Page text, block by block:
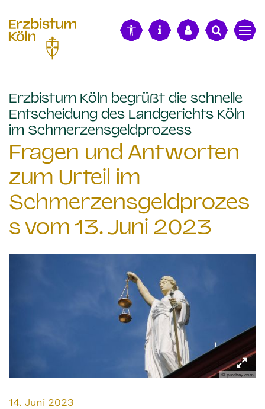
Erzbistum Köln begrüßt die schnelle
Entscheidung des Landgerichts Köln
im Schmerzensgeldprozess:
Fragen und Antworten
zum Urteil im
Schmerzensgeldprozes
s vom 13. Juni 2023
© pixabay.com
Datum:
14. Juni 2023